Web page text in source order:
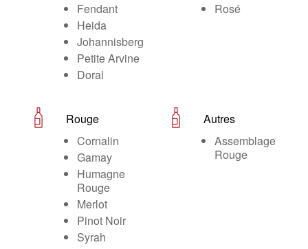
Fendant
Heida
Johannisberg
Petite Arvine
Doral
Rosé
Rouge
Cornalin
Gamay
Humagne
Rouge
Merlot
Pinot Noir
Syrah
Autres
Assemblage
Rouge